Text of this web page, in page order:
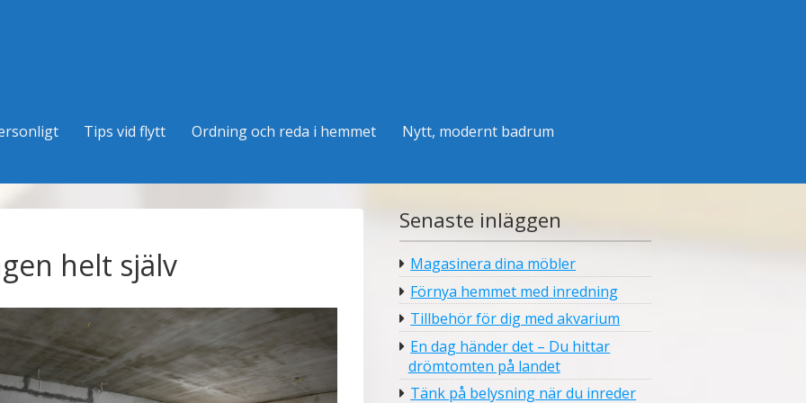
Tips vid flytt Ordning och reda i hemmet
Nytt, modernt badrum
helt själv
Senaste inläggen
Magasinera dina möbler
Förnya hemmet med inredning
Tillbehör för dig med akvarium
En dag händer det – Du hittar
drömtomten på landet
Tänk på belysning när du inreder